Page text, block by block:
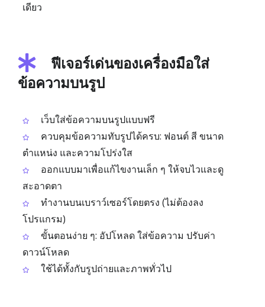
เดียว
ฟีเจอร์เด่นของเครื่องมือใส่
ข้อความบนรูป
เว็บใส่ข้อความบนรูปแบบฟรี
ควบคุมข้อความทับรูปได้ครบ: ฟอนต์ สี ขนาด
ตำแหน่ง และความโปร่งใส
ออกแบบมาเพื่อแก้ไขงานเล็ก ๆ ให้จบไวและดู
สะอาดตา
ทำงานบนเบราว์เซอร์โดยตรง (ไม่ต้องลง
โปรแกรม)
ขั้นตอนง่าย ๆ: อัปโหลด ใส่ข้อความ ปรับค่า
ดาวน์โหลด
ใช้ได้ทั้งกับรูปถ่ายและภาพทั่วไป